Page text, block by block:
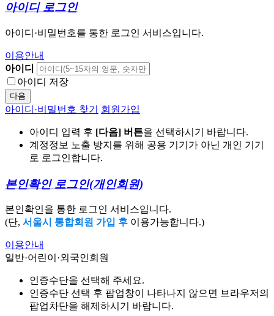
아이디 로그인
아이디·비밀번호를 통한 로그인 서비스입니다.
이용안내
아이디
아이디 저장
다음
아이디·비밀번호 찾기 회원가입
아이디 입력 후 [다음] 버튼을 선택하시기 바랍니다.
계정정보 노출 방지를 위해 공용 기기가 아닌 개인 기기
로 로그인합니다.
본인확인 로그인(개인회원)
본인확인을 통한 로그인 서비스입니다.
(단, 서울시 통합회원 가입 후 이용가능합니다.)
이용안내
일반·어린이·외국인회원
인증수단을 선택해 주세요.
인증수단 선택 후 팝업창이 나타나지 않으면 브라우저의
팝업차단을 해제하시기 바랍니다.